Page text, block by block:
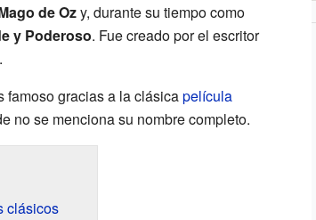
de Ozy, durante su tiempo como
y Poderoso. Fue creado por el escritor
famoso gracias a la clásicapelícula
no se menciona su nombre completo.
clásicos